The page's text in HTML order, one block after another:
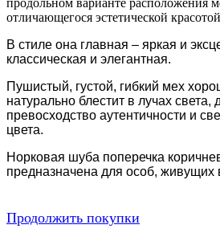
отличающегося эстетической
В стиле она главная – яркая и
классическая и элегантная.
Пушистый, густой, гибкий мех
натурально блестит в лучах света,
превосходство аутентичности и
цвета.
Норковая шуба поперечка
предназначена для особ, живущих
Продолжить покупки